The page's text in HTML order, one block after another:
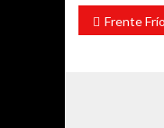
Navegación
entradas
Frente